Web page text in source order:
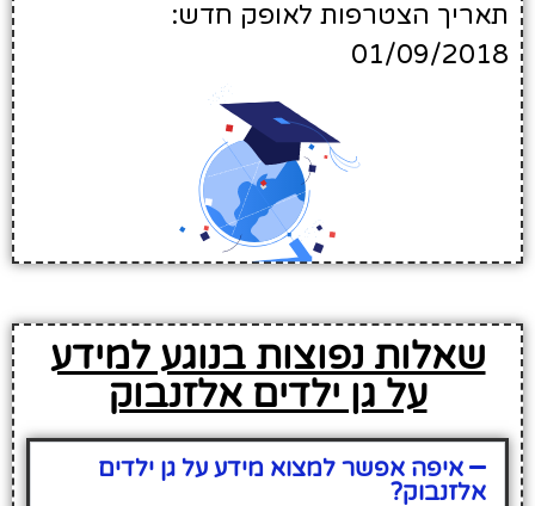
תאריך הצטרפות לאופק חדש:
01/09/2018
שאלות נפוצות בנוגע למידע
על גן ילדים אלזנבוק
איפה אפשר למצוא מידע על גן ילדים
אלזנבוק?